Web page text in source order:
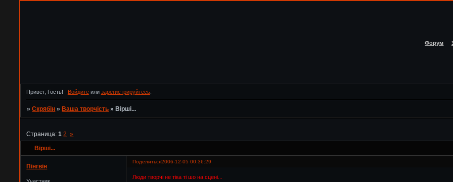
Форум
Привет, Гость! Войдитеили зарегистрируйтесь.
»Скрябін »Ваша творчість »Вірші...
Вірші...
Страница:1 2 »
Поделиться2006-12-05 00:36:29
Пінгвін
Люди творчі не тіка ті шо на сцені...